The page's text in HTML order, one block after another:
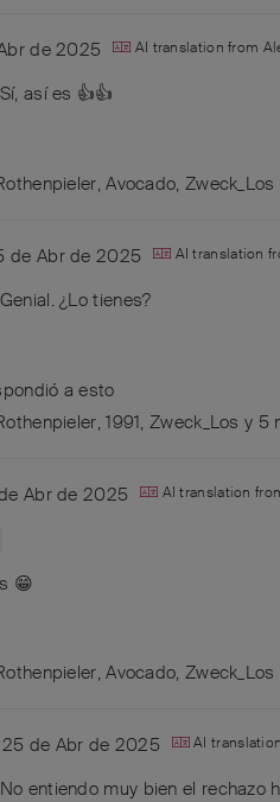
de 2025 AI translation from
Sí, así es 👍👍
,Avocado, Zweck_Los
de Abr de 2025 AI translation
Genial. ¿Lo tienes?
a esto
,1991,Zweck_Los y 5
Abr de 2025 AI translation
😁
,Avocado, Zweck_Los
25 de Abr de 2025 AI
No entiendo muy bien el rechazo